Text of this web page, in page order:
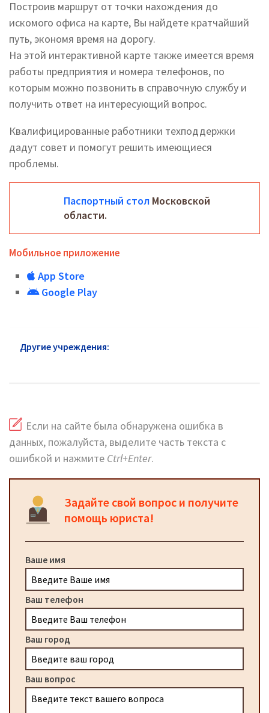
Построив маршрут от точки нахождения до
искомого офиса на карте, Вы найдете кратчайший
путь, экономя время на дорогу.
На этой интерактивной карте также имеется время
работы предприятия и номера телефонов, по
которым можно позвонить в справочную службу и
получить ответ на интересующий вопрос.
Квалифицированные работники техподдержки
дадут совет и помогут решить имеющиеся
проблемы.
Паспортный стол Московской
области.
Мобильное приложение
App Store
Google Play
Другие учреждения:
Если на сайте была обнаружена ошибка в
данных, пожалуйста, выделите часть текста с
ошибкой и нажмите Ctrl+Enter.
Задайте свой вопрос и получите
помощь юриста!
Ваше имя
Ваш телефон
Ваш город
Ваш вопрос